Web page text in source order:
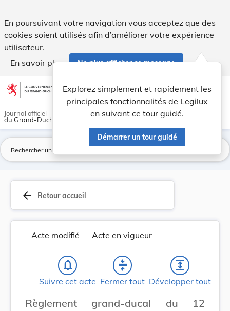
En poursuivant votre navigation vous acceptez que des
cookies soient utilisés afin d’améliorer votre expérience
utilisateur.
En savoir plus
Ne plus afficher ce message
Aller au contenu account_circle help Aide
Explorez simplement et rapidement les
principales fonctionnalités de Legilux
en suivant ce tour guidé.
Démarrer un tour guidé
light_mode dark_mode
Journal officiel
du Grand-Duché de Luxembourg
arrow_back Retour accueil
Acte modifié Acte en vigueur
notifications_none
Suivre cet acte
compress
Fermer tout
expand
Développer tout
Règlement grand-ducal du 12